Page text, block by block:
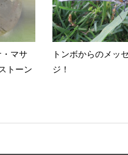
マサ
トーン
トンボからのメッ
ジ！